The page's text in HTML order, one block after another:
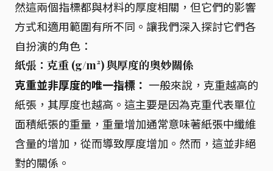
然這兩個指標都與材料的厚度相關，但它們的影響
方式和適用範圍有所不同。讓我們深入探討它們各
自扮演的角色：
紙張：克重 (g/m²) 與厚度的奧妙關係
克重並非厚度的唯一指標： 一般來說，克重越高的
紙張，其厚度也越高。這主要是因為克重代表單位
面積紙張的重量，重量增加通常意味著紙張中纖維
含量的增加，從而導致厚度增加。然而，這並非絕
對的關係。